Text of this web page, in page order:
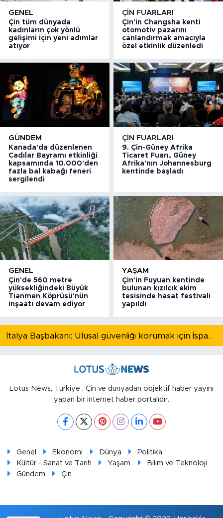
GENEL
Çin tüm dünyada
kadınların çok yönlü
gelişimi için yeni adımlar
atıyor
ÇIN FUARLARI
Çin'in Changsha kenti
otomotiv pazarını
canlandırmak amacıyla
özel etkinlik düzenledi
GÜNDEM
Kanada'da düzenlenen
Cadılar Bayramı etkinliği
kapsamında 10.000'den
fazla bal kabağı feneri
sergilendi
ÇIN FUARLARI
9. Çin-Güney Afrika
Ticaret Fuarı, Güney
Afrika'nın Johannesburg
kentinde başladı
GENEL
Çin'de 560 metre
yüksekliğindeki Büyük
Tianmen Köprüsü'nün
inşaatı devam ediyor
YAŞAM
Çin'in Fuyuan kentinde
bulunan kızılcık ekim
tesisinde hasat festivali
yapıldı
İtalya Başbakanı: Ulusal güvenliği korumak için İspanya ile Schengen kapsamındaki serbest dolaşımı askıya alıyoruz
Lotus News, Türkiye , Çin ve dünyadan objektif haber yayını
yapan bir internet haber portalıdır.
Genel Ekonomi Dünya
Politika
Kültür - Sanat ve Tarih
Yaşam
Bilim ve Teknoloji
Gündem
Çin